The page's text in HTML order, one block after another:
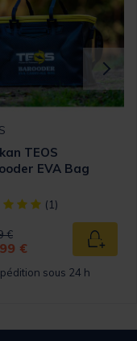
TEOS
EVA Bag
Object] out of 5
(1)
from
€to
99 €
sous 24 h